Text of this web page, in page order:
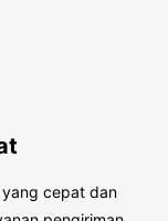
yang cepat dan